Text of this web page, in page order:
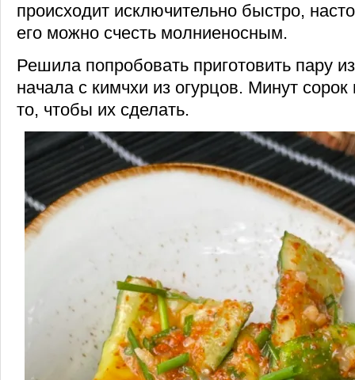
происходит исключительно быстро,
его можно счесть молниеносным.
Решила попробовать приготовить пару
начала с кимчхи из огурцов. Минут
то, чтобы их сделать.